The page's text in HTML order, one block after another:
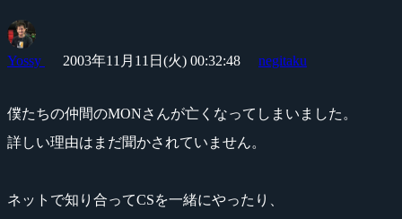
Yossy 2003年11月11日(火) 00:32:48 negitaku
僕たちの仲間のMONさんが亡くなってしまいました。
詳しい理由はまだ聞かされていません。
ネットで知り合ってCSを一緒にやったり、